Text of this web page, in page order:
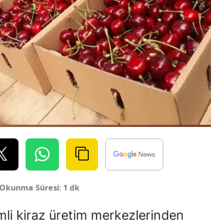
Okunma Süresi: 1 dk
kiraz üretim merkezlerinden